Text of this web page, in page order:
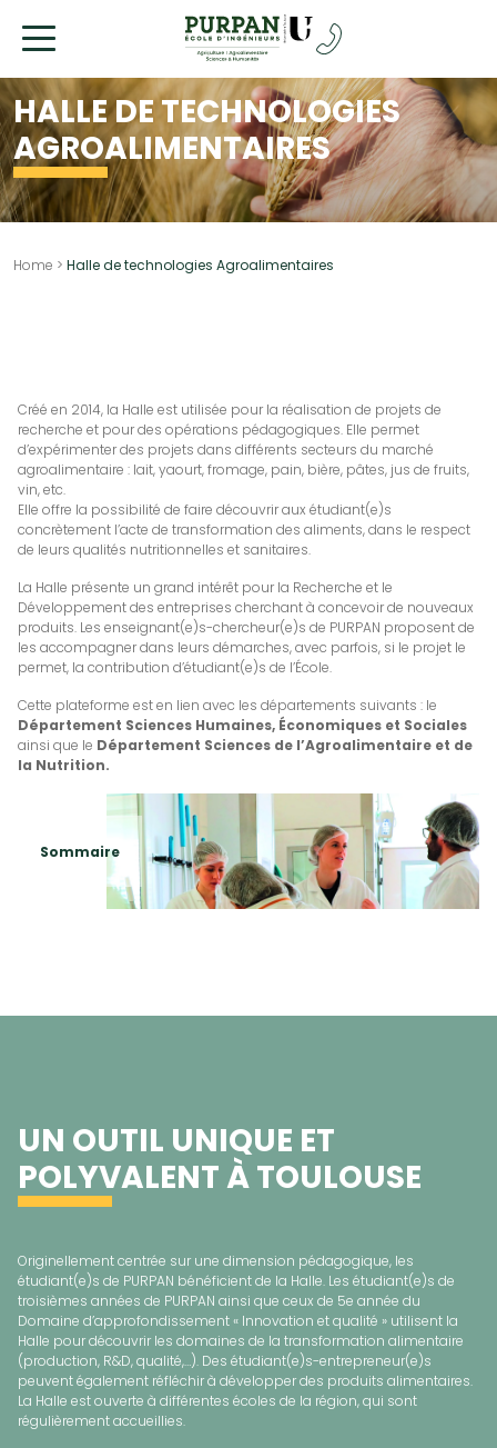
HALLE DE TECHNOLOGIES
AGROALIMENTAIRES
Home > Halle de technologies Agroalimentaires
Créé en 2014, la Halle est utilisée pour la réalisation de projets de
recherche et pour des opérations pédagogiques. Elle permet
d’expérimenter des projets dans différents secteurs du marché
agroalimentaire : lait, yaourt, fromage, pain, bière, pâtes, jus de fruits,
vin, etc.
Elle offre la possibilité de faire découvrir aux étudiant(e)s
concrètement l’acte de transformation des aliments, dans le respect
de leurs qualités nutritionnelles et sanitaires.
La Halle présente un grand intérêt pour la Recherche et le
Développement des entreprises cherchant à concevoir de nouveaux
produits. Les enseignant(e)s-chercheur(e)s de PURPAN proposent de
les accompagner dans leurs démarches, avec parfois, si le projet le
permet, la contribution d’étudiant(e)s de l’École.
Cette plateforme est en lien avec les départements suivants : le
Département Sciences Humaines, Économiques et Sociales
ainsi que le Département Sciences de l’Agroalimentaire et de
la Nutrition.
Sommaire
UN OUTIL UNIQUE ET
POLYVALENT À TOULOUSE
Originellement centrée sur une dimension pédagogique, les
étudiant(e)s de PURPAN bénéficient de la Halle. Les étudiant(e)s de
troisièmes années de PURPAN ainsi que ceux de 5e année du
Domaine d’approfondissement « Innovation et qualité » utilisent la
Halle pour découvrir les domaines de la transformation alimentaire
(production, R&D, qualité,…). Des étudiant(e)s-entrepreneur(e)s
peuvent également réfléchir à développer des produits alimentaires.
La Halle est ouverte à différentes écoles de la région, qui sont
régulièrement accueillies.